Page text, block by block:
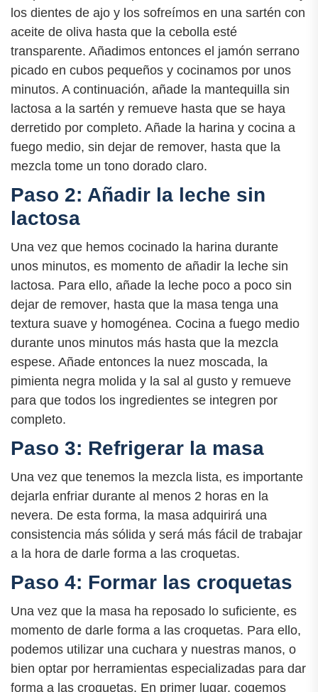
los dientes de ajo y los sofreímos en una sartén con
aceite de oliva hasta que la cebolla esté
transparente. Añadimos entonces el jamón serrano
picado en cubos pequeños y cocinamos por unos
minutos. A continuación, añade la mantequilla sin
lactosa a la sartén y remueve hasta que se haya
derretido por completo. Añade la harina y cocina a
fuego medio, sin dejar de remover, hasta que la
mezcla tome un tono dorado claro.
Paso 2: Añadir la leche sin
lactosa
Una vez que hemos cocinado la harina durante
unos minutos, es momento de añadir la leche sin
lactosa. Para ello, añade la leche poco a poco sin
dejar de remover, hasta que la masa tenga una
textura suave y homogénea. Cocina a fuego medio
durante unos minutos más hasta que la mezcla
espese. Añade entonces la nuez moscada, la
pimienta negra molida y la sal al gusto y remueve
para que todos los ingredientes se integren por
completo.
Paso 3: Refrigerar la masa
Una vez que tenemos la mezcla lista, es importante
dejarla enfriar durante al menos 2 horas en la
nevera. De esta forma, la masa adquirirá una
consistencia más sólida y será más fácil de trabajar
a la hora de darle forma a las croquetas.
Paso 4: Formar las croquetas
Una vez que la masa ha reposado lo suficiente, es
momento de darle forma a las croquetas. Para ello,
podemos utilizar una cuchara y nuestras manos, o
bien optar por herramientas especializadas para dar
forma a las croquetas. En primer lugar, cogemos